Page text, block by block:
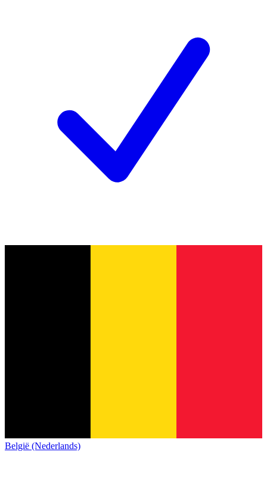
België (Nederlands)